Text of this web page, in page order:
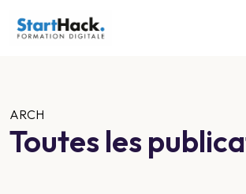
ARCH
Toutes les